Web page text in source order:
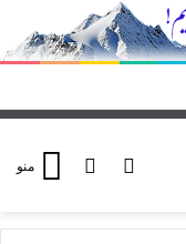
منوتغییر ورود